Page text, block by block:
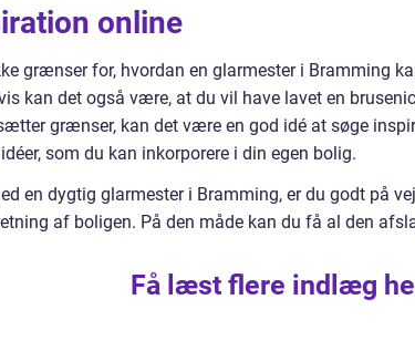
online
grænser for, hvordan en glarmester i Bramming
kan det også være, at du vil have lavet en
grænser, kan det være en god idé at søge
som du kan inkorporere i din egen bolig.
en dygtig glarmester i Bramming, er du godt på
af boligen. På den måde kan du få al den
Få læst flere indlæg